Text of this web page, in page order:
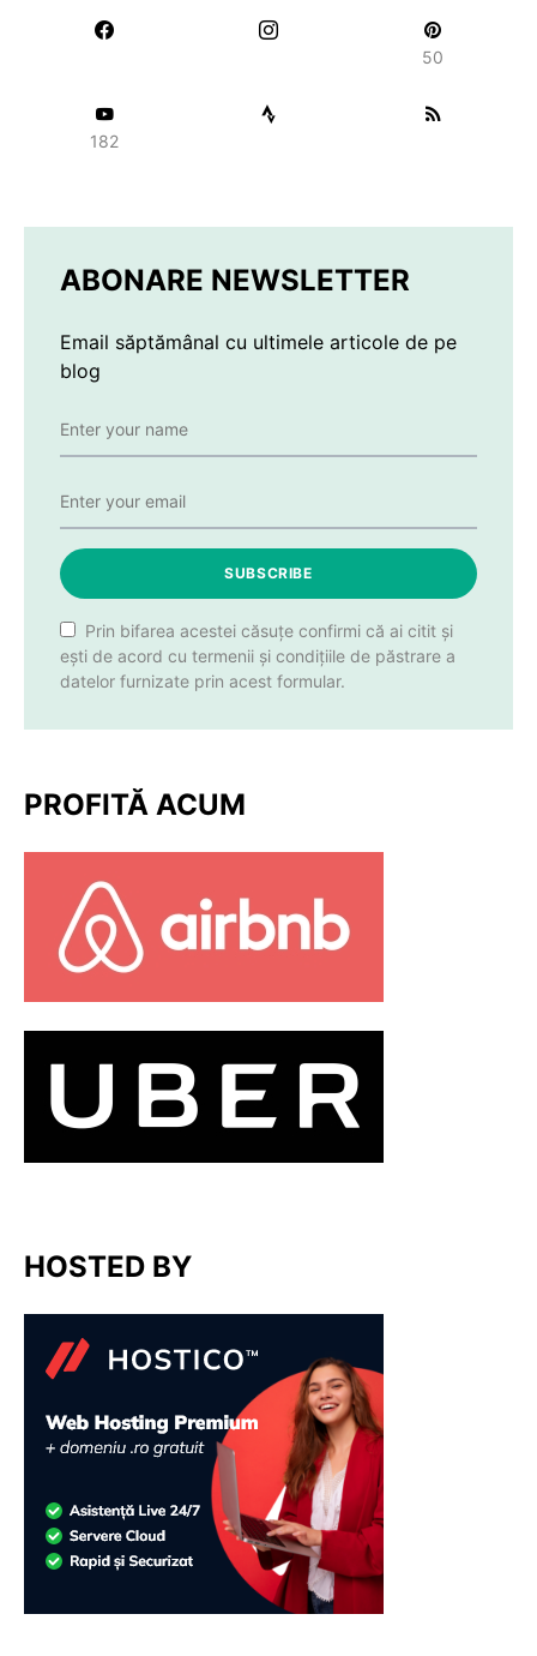
50
182
ABONARE NEWSLETTER
Email săptămânal cu ultimele articole de pe
blog
SUBSCRIBE
Prin bifarea acestei căsuțe confirmi că ai citit și
ești de acord cu termenii și condițiile de păstrare a
datelor furnizate prin acest formular.
PROFITĂ ACUM
HOSTED BY